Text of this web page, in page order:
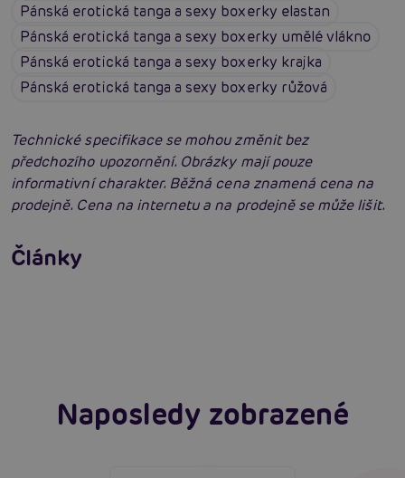
Pánská erotická tanga a sexy boxerky elastan
Pánská erotická tanga a sexy boxerky umělé vlákno
Pánská erotická tanga a sexy boxerky krajka
Pánská erotická tanga a sexy boxerky růžová
Technické specifikace se mohou změnit bez
předchozího upozornění. Obrázky mají pouze
informativní charakter. Běžná cena znamená cena na
prodejně. Cena na internetu a na prodejně se může lišit.
Články
neodolatelně sexy
Číst více
Erotická inteligence: Příručka Sexiomů
Naposledy zobrazené